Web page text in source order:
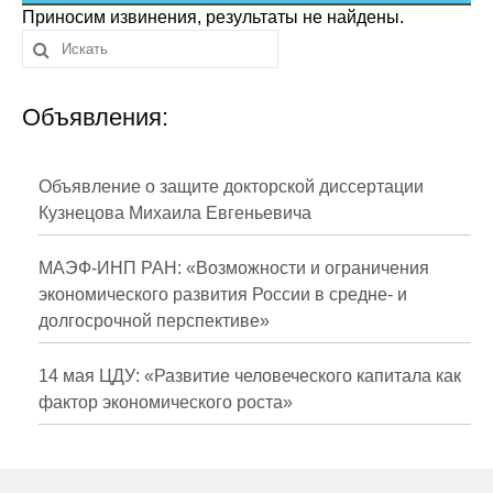
Сотрудники
Отчетность
Противодействие коррупции
Публикации
Научная жизнь
Издания
Проблемы прогнозирования
О журнале
Приносим извинения, результаты не найдены.
Объявления:
Объявление о защите докторской диссертации
Кузнецова Михаила Евгеньевича
МАЭФ-ИНП РАН: «Возможности и ограничения
экономического развития России в средне- и
долгосрочной перспективе»
14 мая ЦДУ: «Развитие человеческого капитала как
фактор экономического роста»